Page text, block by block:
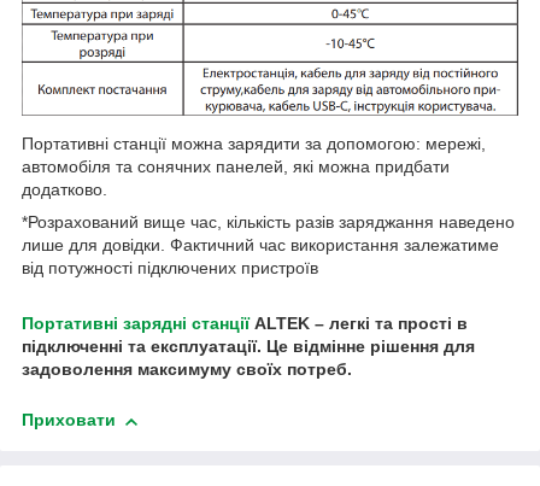
Портативні станції можна зарядити за допомогою: мережі,
автомобіля та сонячних панелей, які можна придбати
додатково.
*Розрахований вище час, кількість разів заряджання наведено
лише для довідки. Фактичний час використання залежатиме
від потужності підключених пристроїв
Портативні зарядні станціїALTEK – легкі та прості в
підключенні та експлуатації. Це відмінне рішення для
задоволення максимуму своїх потреб.
Приховати